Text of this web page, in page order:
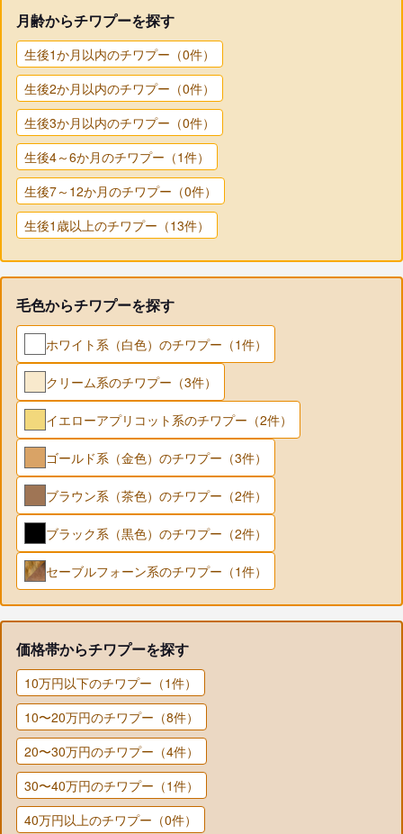
月齢からチワプーを探す
生後1か月以内のチワプー（0件）
生後2か月以内のチワプー（0件）
生後3か月以内のチワプー（0件）
生後4～6か月のチワプー（1件）
生後7～12か月のチワプー（0件）
生後1歳以上のチワプー（13件）
毛色からチワプーを探す
ホワイト系（白色）のチワプー（1件）
クリーム系のチワプー（3件）
イエローアプリコット系のチワプー（2件）
ゴールド系（金色）のチワプー（3件）
ブラウン系（茶色）のチワプー（2件）
ブラック系（黒色）のチワプー（2件）
セーブルフォーン系のチワプー（1件）
価格帯からチワプーを探す
10万円以下のチワプー（1件）
10〜20万円のチワプー（8件）
20〜30万円のチワプー（4件）
30〜40万円のチワプー（1件）
40万円以上のチワプー（0件）